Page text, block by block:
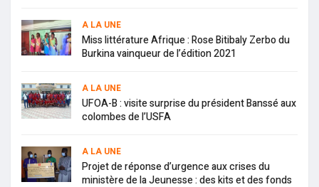
A LA UNE
Miss littérature Afrique : Rose Bitibaly Zerbo du
Burkina vainqueur de l’édition 2021
A LA UNE
UFOA-B : visite surprise du président Banssé aux
colombes de l’USFA
A LA UNE
Projet de réponse d’urgence aux crises du
ministère de la Jeunesse : des kits et des fonds